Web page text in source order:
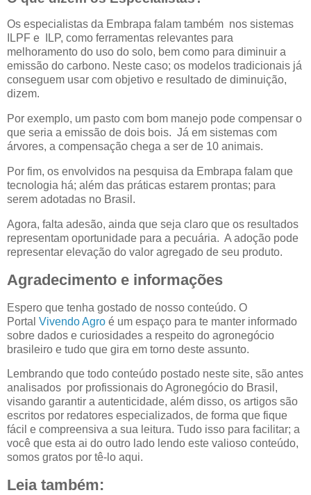
Os especialistas da Embrapa falam também nos sistemas
ILPF e ILP, como ferramentas relevantes para
melhoramento do uso do solo, bem como para diminuir a
emissão do carbono. Neste caso; os modelos tradicionais já
conseguem usar com objetivo e resultado de diminuição,
dizem.
Por exemplo, um pasto com bom manejo pode compensar o
que seria a emissão de dois bois. Já em sistemas com
árvores, a compensação chega a ser de 10 animais.
Por fim, os envolvidos na pesquisa da Embrapa falam que
tecnologia há; além das práticas estarem prontas; para
serem adotadas no Brasil.
Agora, falta adesão, ainda que seja claro que os resultados
representam oportunidade para a pecuária. A adoção pode
representar elevação do valor agregado de seu produto.
Agradecimento e informações
Espero que tenha gostado de nosso conteúdo. O
Portal Vivendo Agro é um espaço para te manter informado
sobre dados e curiosidades a respeito do agronegócio
brasileiro e tudo que gira em torno deste assunto.
Lembrando que todo conteúdo postado neste site, são antes
analisados por profissionais do Agronegócio do Brasil,
visando garantir a autenticidade, além disso, os artigos são
escritos por redatores especializados, de forma que fique
fácil e compreensiva a sua leitura. Tudo isso para facilitar; a
você que esta ai do outro lado lendo este valioso conteúdo,
somos gratos por tê-lo aqui.
Leia também: